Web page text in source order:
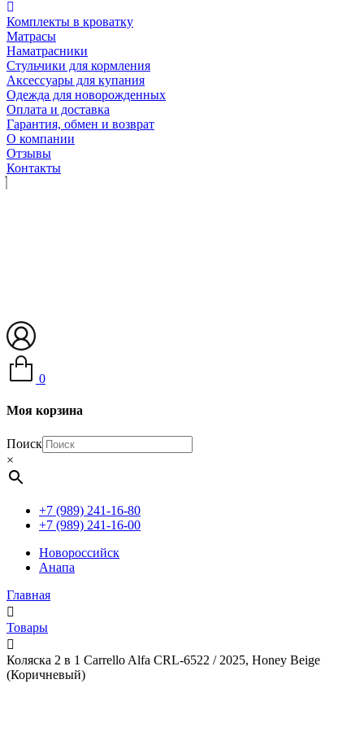
Комплекты в кроватку
Матрасы
Наматрасники
Стульчики для кормления
Аксессуары для купания
Одежда для новорожденных
Оплата и доставка
Гарантия, обмен и возврат
О компании
Отзывы
Контакты
0
Моя корзина
Поиск
×
+7 (989) 241-16-80
+7 (989) 241-16-00
Новороссийск
Анапа
Главная
Товары
Коляска 2 в 1 Carrello Alfa CRL-6522 / 2025, Honey Beige
(Коричневый)